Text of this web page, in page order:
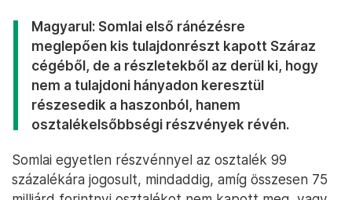
Magyarul: Somlai első ránézésre
meglepően kis tulajdonrészt kapott Száraz
cégéből, de a részletekből az derül ki, hogy
nem a tulajdoni hányadon keresztül
részesedik a haszonból, hanem
osztalékelsőbbségi részvények révén.
Somlai egyetlen részvénnyel az osztalék 99
százalékára jogosult, mindaddig, amíg összesen 75